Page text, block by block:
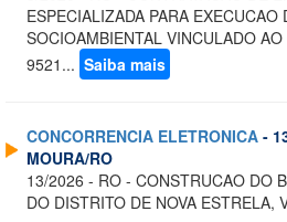
ESPECIALIZADA PARA
SOCIOAMBIENTAL VINCULADO
9521... Saiba mais
CONCORRENCIA ELETRONICA -
MOURA/RO
13/2026 - RO - CONSTRUCAO DO
DO DISTRITO DE NOVA ESTRELA,